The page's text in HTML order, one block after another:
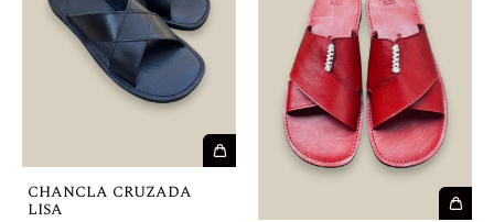
CHANCLA CRUZADA
LISA